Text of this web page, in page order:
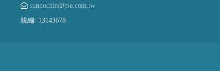
sunhochin@pie.com.tw
統編: 13143678